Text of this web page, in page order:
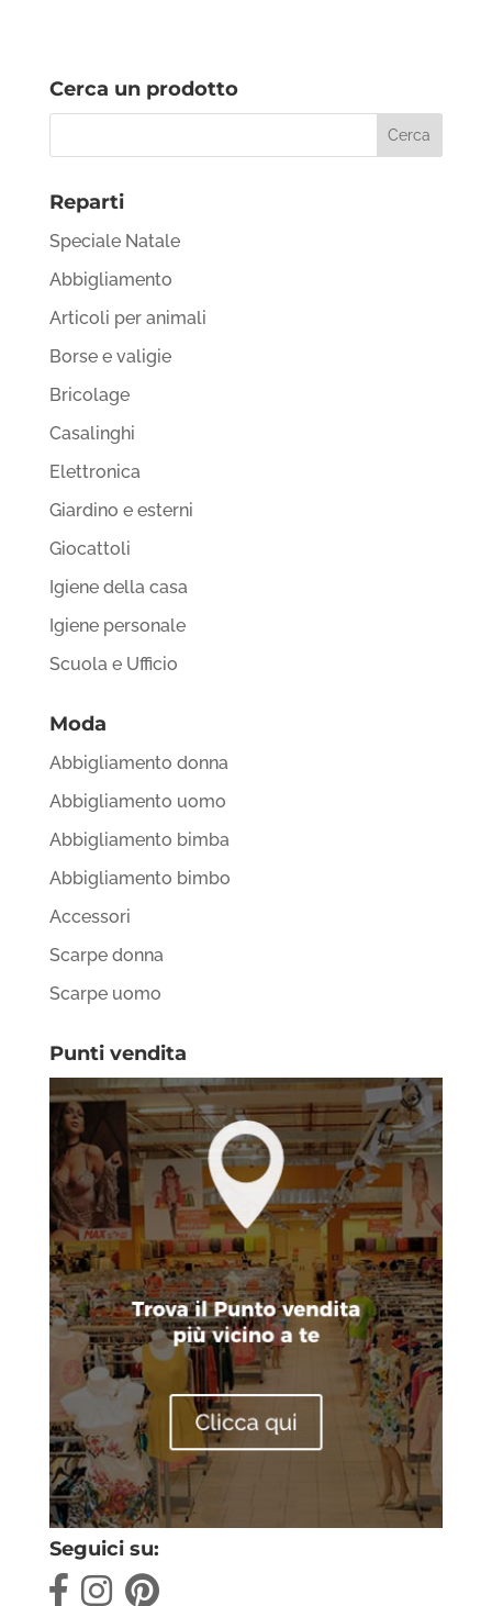
Cerca un prodotto
Reparti
Speciale Natale
Abbigliamento
Articoli per animali
Borse e valigie
Bricolage
Casalinghi
Elettronica
Giardino e esterni
Giocattoli
Igiene della casa
Igiene personale
Scuola e Ufficio
Moda
Abbigliamento donna
Abbigliamento uomo
Abbigliamento bimba
Abbigliamento bimbo
Accessori
Scarpe donna
Scarpe uomo
Punti vendita
Seguici su: